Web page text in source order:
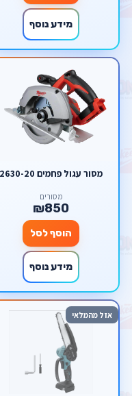
מידע נוסף
מסור עגול פחמים 2630-20
מסורים
₪850
הוסף לסל
מידע נוסף
אזל מהמלאי